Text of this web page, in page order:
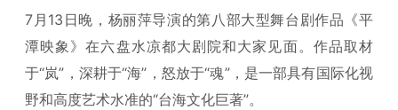
7月13日晚，杨丽萍导演的第八部大型舞台剧作品《平
潭映象》在六盘水凉都大剧院和大家见面。作品取材
于“岚”，深耕于“海”，怒放于“魂”，是一部具有国际化视
野和高度艺术水准的“台海文化巨著”。